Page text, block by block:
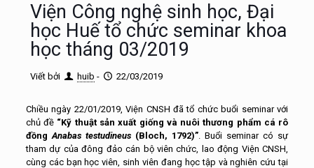
Viện Công nghệ sinh học, Đại
học Huế tổ chức seminar khoa
học tháng 03/2019
Viết bởi huib - 22/03/2019
Chiều ngày 22/01/2019, Viện CNSH đã tổ chức buổi seminar với
chủ đề “Kỹ thuật sản xuất giống và nuôi thương phẩm cá rô
đồngAnabas testudineus(Bloch, 1792)”. Buổi seminar có sự
tham dự của đông đảo cán bộ viên chức, lao động Viện CNSH,
cùng các bạn học viên, sinh viên đang học tập và nghiên cứu tại